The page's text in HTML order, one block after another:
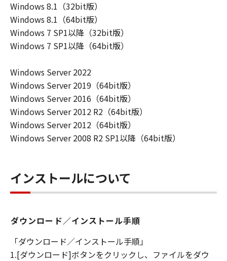
ん。
(4) 本契約に明示的に定める場合を除き、
キヤノンは「本ソフトウエア」に関する知
的財産権のいかなる権利もお客様に付与す
所有権
「本ソフトウエア」及びその複製物に係る
権限及び所有権は、その内容によりキヤノ
ンまたはキヤノンのライセンサーに帰属し
ます。
憶媒体に格納されて提供されている場合、
キヤノンは、お客様が「許諾ソフトウエ
フトウエア」が格納されている記憶媒体
な欠陥がないことを保証します。当該保証
期間中に「メディア」に物理的な欠陥が発
Windows 8.1（32bit版）
Windows 8.1（64bit版）
Windows 7 SP1以降（32bit版）
Windows 7 SP1以降（64bit版）
Windows Server 2022
Windows Server 2019（64bit版）
Windows Server 2016（64bit版）
Windows Server 2012 R2（64bit版）
Windows Server 2012（64bit版）
Windows Server 2008 R2 SP1以降（64bit版）
インストールについて
ダウンロード／インストール手順
「ダウンロード／インストール手順」
1.[ダウンロード]ボタンをクリックし、ファイルをダウ